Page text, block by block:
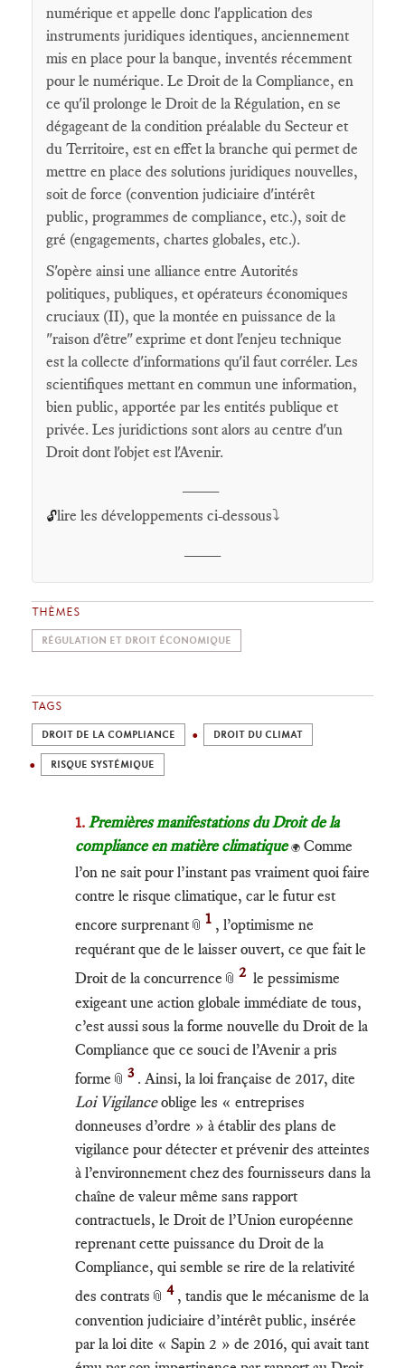
numérique et appelle donc l'application des
instruments juridiques identiques, anciennement
mis en place pour la banque, inventés récemment
pour le numérique. Le Droit de la Compliance, en
ce qu'il prolonge le Droit de la Régulation, en se
dégageant de la condition préalable du Secteur et
du Territoire, est en effet la branche qui permet de
mettre en place des solutions juridiques nouvelles,
soit de force (convention judiciaire d'intérêt
public, programmes de compliance, etc.), soit de
gré (engagements, chartes globales, etc.).
S'opère ainsi une alliance entre Autorités
politiques, publiques, et opérateurs économiques
cruciaux (II), que la montée en puissance de la
"raison d'être" exprime et dont l'enjeu technique
est la collecte d'informations qu'il faut corréler. Les
scientifiques mettant en commun une information,
bien public, apportée par les entités publique et
privée. Les juridictions sont alors au centre d'un
Droit dont l'objet est l'Avenir.
🔓lire les développements ci-dessous⤵️
THÈMES
RÉGULATION ET DROIT ÉCONOMIQUE
TAGS
DROIT DE LA COMPLIANCE DROIT DU CLIMAT
RISQUE SYSTÉMIQUE
​1. Premières manifestations du Droit de la
compliance en matière climatique 🌍 Comme
l’on ne sait pour l’instant pas vraiment quoi faire
contre le risque climatique, car le futur est
encore surprenant 📎 1 , l’optimisme ne
requérant que de le laisser ouvert, ce que fait le
Droit de la concurrence 📎 2 le pessimisme
exigeant une action globale immédiate de tous,
c’est aussi sous la forme nouvelle du Droit de la
Compliance que ce souci de l’Avenir a pris
forme 📎 3 . Ainsi, la loi française de 2017, dite
Loi Vigilanceoblige les « entreprises
donneuses d’ordre » à établir des plans de
vigilance pour détecter et prévenir des atteintes
à l’environnement chez des fournisseurs dans la
chaîne de valeur même sans rapport
contractuels, le Droit de l’Union européenne
reprenant cette puissance du Droit de la
Compliance, qui semble se rire de la relativité
des contrats 📎 4 , tandis que le mécanisme de la
convention judiciaire d’intérêt public, insérée
par la loi dite « Sapin 2 » de 2016, qui avait tant